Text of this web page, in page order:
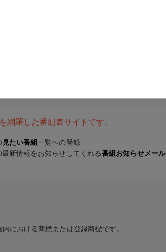
網羅した番組表サイトです。
見たい番組 一覧への登録
新情報をお知らせしてくれる番組お知らせメール
における商標または登録商標です。